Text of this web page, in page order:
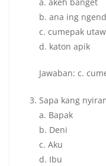
a. akeh banget
b. ana ing
c. cumepak
d. katon apik
Jawaban: c.
Sapa kang
a. Bapak
b. Deni
c. Aku
d. Ibu